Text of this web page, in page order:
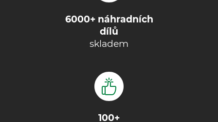
6000+ náhradních
dílů
skladem
100+